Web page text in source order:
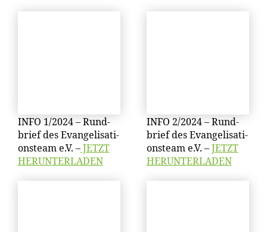
INFO 1/​2024 – Rund­
brief des Evan­ge­li­sa­ti­
ons­team e.V. –JETZT
HERUNTERLADEN
INFO 2/​2024 – Rund­
brief des Evan­ge­li­sa­ti­
ons­team e.V. –JETZT
HERUNTERLADEN